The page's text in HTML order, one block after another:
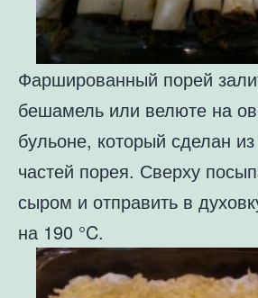
Фаршированный порей
бешамель или велюте на
бульоне, который сделан
частей порея. Сверху
сыром и отправить в
на 190 °C.